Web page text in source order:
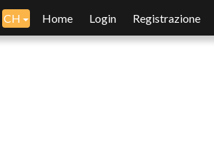
CH Home Login Registrazione